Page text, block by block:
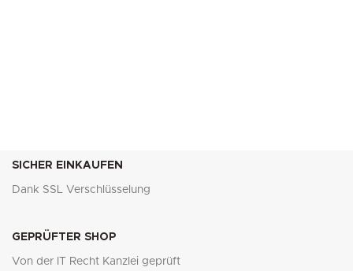
SICHER EINKAUFEN
Dank SSL Verschlüsselung
GEPRÜFTER SHOP
Von der IT Recht Kanzlei geprüft